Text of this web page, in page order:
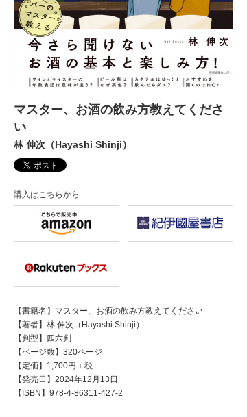
マスター、お酒の飲み方教えてくださ
い
林 伸次（Hayashi Shinji）
購入はこちらから
【書籍名】マスター、お酒の飲み方教えてください
【著者】林 伸次（Hayashi Shinji）
【判型】四六判
【ページ数】320ページ
【定価】1,700円＋税
【発売日】2024年12月13日
【ISBN】978-4-86311-427-2